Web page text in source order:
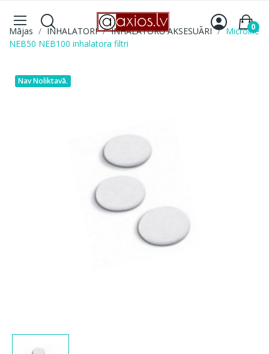
0
Mājas INHALATORI INHALATORU AKSESUĀRI
Microlife
NEB50 NEB100 inhalatora filtri
Nav Noliktavā.